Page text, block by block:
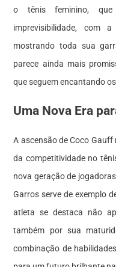
o tênis feminino,
imprevisibilidade, com
mostrando toda sua
parece ainda mais
que seguem encantando
Uma Nova Era
A ascensão de Coco
da competitividade no
nova geração de
Garros serve de exemplo
atleta se destaca não
também por sua
combinação de